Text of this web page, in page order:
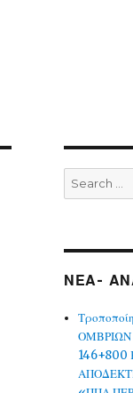
Search
for:
ΝΕΑ-
ΟΜΒΡΙΩΝ
146+800